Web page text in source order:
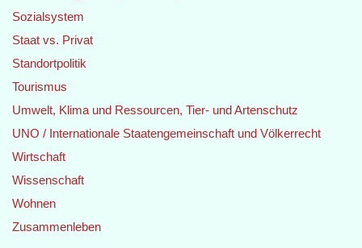
Sozialsystem
Staat vs. Privat
Standortpolitik
Tourismus
Umwelt, Klima und Ressourcen, Tier- und Artenschutz
UNO / Internationale Staatengemeinschaft und Völkerrecht
Wirtschaft
Wissenschaft
Wohnen
Zusammenleben